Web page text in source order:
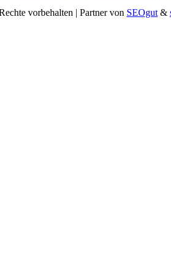
vorbehalten | Partner von SEOgut &